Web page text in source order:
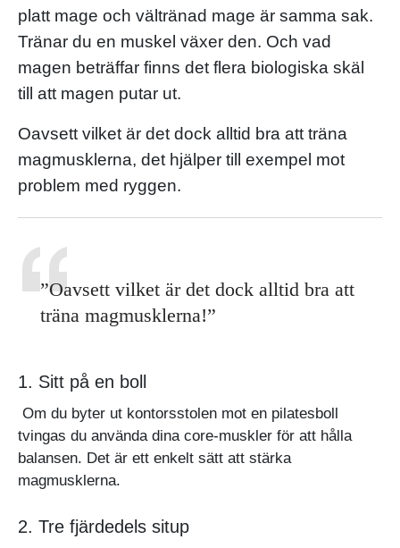
platt mage och vältränad mage är samma sak.
Tränar du en muskel växer den. Och vad
magen beträffar finns det flera biologiska skäl
till att magen putar ut.
Oavsett vilket är det dock alltid bra att träna
magmusklerna, det hjälper till exempel mot
problem med ryggen.
”Oavsett vilket är det dock alltid bra att
träna magmusklerna!”
1. Sitt på en boll
Om du byter ut kontorsstolen mot en pilatesboll
tvingas du använda dina core-muskler för att hålla
balansen. Det är ett enkelt sätt att stärka
magmusklerna.
2. Tre fjärdedels situp